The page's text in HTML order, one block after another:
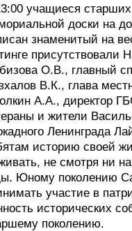
учащиеся
доски на
знаменитый
присутствовали
О.В., главный
В.К., глава
А.А., директор
и жители
Ленинграда
историю своей
не смотря ни
Юному поколению
участие в
исторических
поколению.